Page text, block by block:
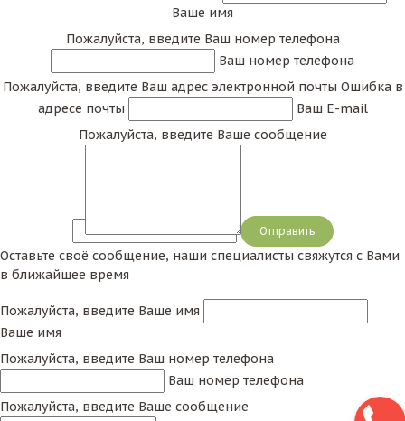
Ваше имя
Пожалуйста, введите Ваш номер телефона
Ваш номер телефона
Пожалуйста, введите Ваш адрес электронной почты Ошибка в
адресе почты
Ваш E-mail
Пожалуйста, введите Ваше сообщение
Сообщение
Оставьте своё сообщение, наши специалисты свяжутся с Вами
в ближайшее время
Пожалуйста, введите Ваше имя
Ваше имя
Пожалуйста, введите Ваш номер телефона
Ваш номер телефона
Пожалуйста, введите Ваше сообщение